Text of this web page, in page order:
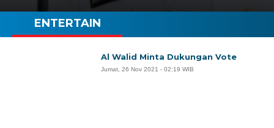
ENTERTAIN
Al Walid Minta Dukungan Vote
Jumat, 26 Nov 2021 - 02:19 WIB